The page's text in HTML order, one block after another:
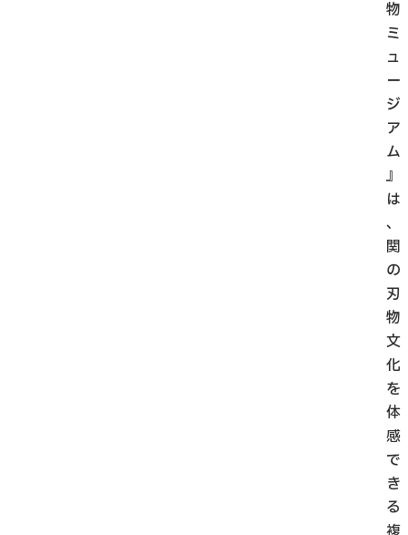
物
ミ
ュ
ー
ジ
ア
ム
』
は
、
関
の
刃
物
文
化
を
体
感
で
き
る